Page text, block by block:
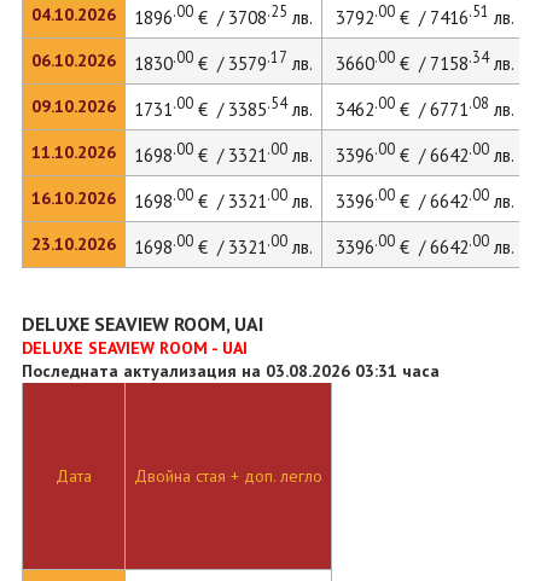
04.10.2026
06.10.2026
09.10.2026
11.10.2026
16.10.2026
23.10.2026
1896.00€ / 3708.25 лв. 3792.00€ / 7416.51 лв.
1830.00€ / 3579.17 лв. 3660.00€ / 7158.34лв.
1731.00€ / 3385.54лв. 3462.00€ / 6771.08 лв.
1698.00€ / 3321.00лв. 3396.00€ / 6642.00лв.
1698.00€ / 3321.00лв. 3396.00€ / 6642.00лв.
1698.00€ / 3321.00лв. 3396.00€ / 6642.00лв.
DELUXE SEAVIEW ROOM, UAI
DELUXE SEAVIEW ROOM - UAI
Последната актуализация на 03.08.2026 03:31 часа
Дата Двойна стая + доп. легло